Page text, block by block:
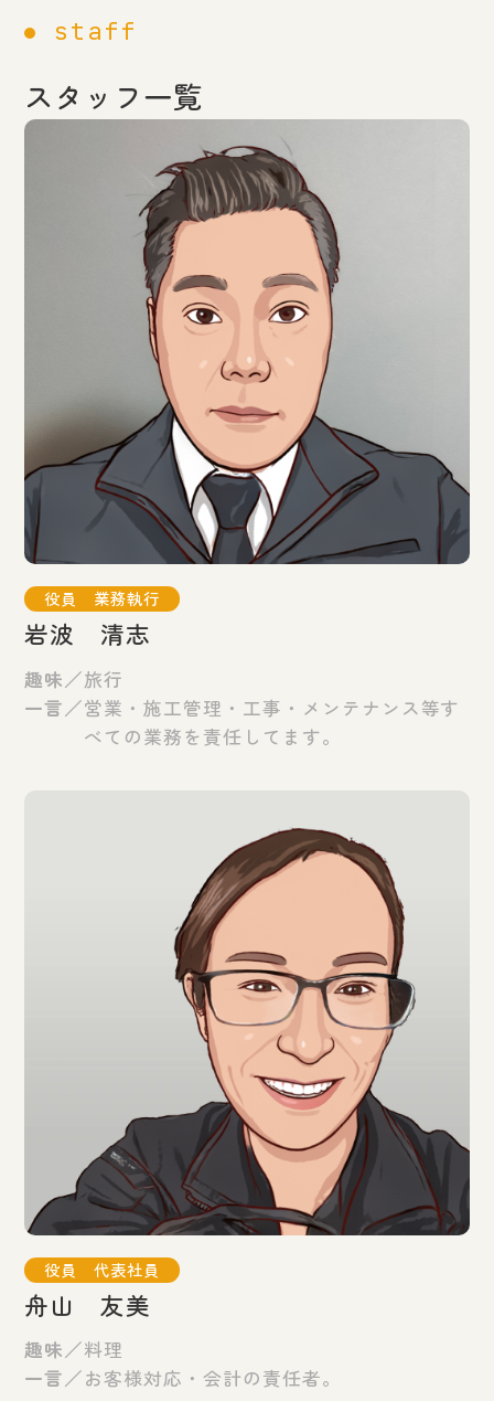
staff
スタッフ一覧
役員 業務執行
岩波 清志
趣味／旅行
一言／営業・施工管理・工事・メンテナンス等す
べての業務を責任してます。
役員 代表社員
舟山 友美
趣味／料理
一言／お客様対応・会計の責任者。